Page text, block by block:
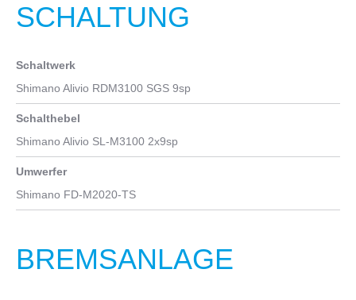
SCHALTUNG
Schaltwerk
Shimano Alivio RDM3100 SGS 9sp
Schalthebel
Shimano Alivio SL-M3100 2x9sp
Umwerfer
Shimano FD-M2020-TS
BREMSANLAGE